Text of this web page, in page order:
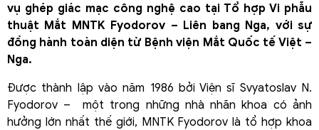
vụ ghép giác mạc công nghệ cao tại Tổ hợp Vi phẫu
thuật Mắt MNTK Fyodorov – Liên bang Nga, với sự
đồng hành toàn diện từ Bệnh viện Mắt Quốc tế Việt –
Nga.
Được thành lập vào năm 1986 bởi Viện sĩ Svyatoslav N.
Fyodorov – một trong những nhà nhãn khoa có ảnh
hưởng lớn nhất thế giới, MNTK Fyodorov là tổ hợp khoa